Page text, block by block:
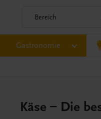
Gastronomie
Käse – Die